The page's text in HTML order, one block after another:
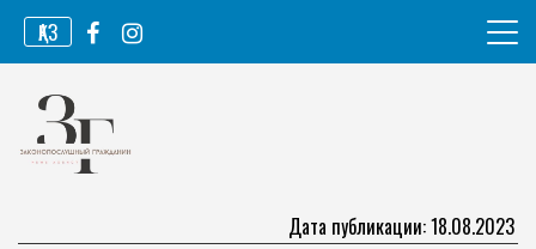
Перейти
содержимому
ҚАЗ
Законопослушный гражданин
Дата публикации: 18.08.2023